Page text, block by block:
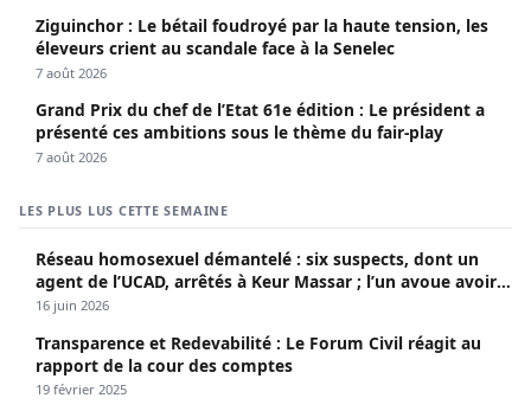
Ziguinchor : Le bétail foudroyé par la haute tension, les
éleveurs crient au scandale face à la Senelec
7 août 2026
Grand Prix du chef de l’Etat 61e édition : Le président a
présenté ces ambitions sous le thème du fair-play
7 août 2026
LES PLUS LUS CETTE SEMAINE
Réseau homosexuel démantelé : six suspects, dont un
agent de l’UCAD, arrêtés à Keur Massar ; l’un avoue avoir
propagé le VIH depuis 2018
16 juin 2026
Transparence et Redevabilité : Le Forum Civil réagit au
rapport de la cour des comptes
19 février 2025